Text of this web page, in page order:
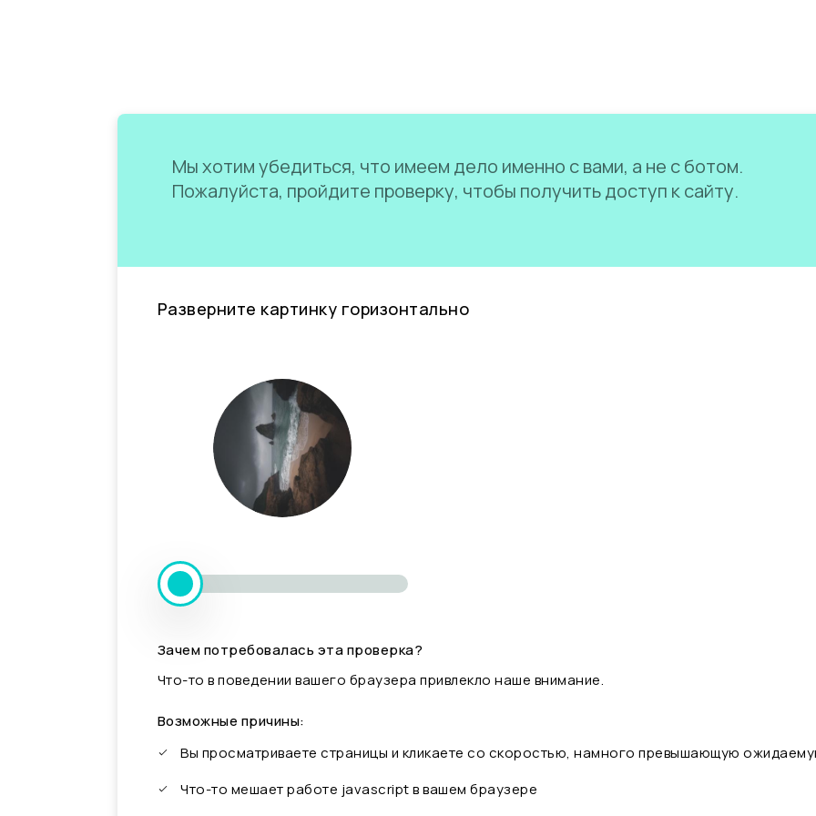
Мы хотим убедиться, что имеем дело именно с вами, а не с ботом.
Пожалуйста, пройдите проверку, чтобы получить доступ к сайту.
Разверните картинку горизонтально
Зачем потребовалась эта проверка?
Что-то в поведении вашего браузера привлекло наше внимание.
Возможные причины:
Вы просматриваете страницы и кликаете со скоростью, намного превышающую
Что-то мешает работе javascript в вашем браузере